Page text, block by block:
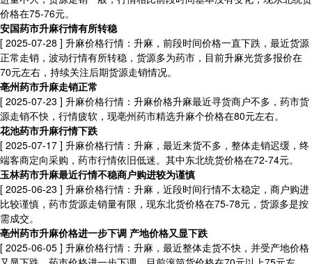
价格在75-76元。
安国药市升麻行情有所转稳
[ 2025-07-28 ] 升麻价格行情：升麻，前段时间价格一直下跌，最近货源
正常走销，波动行情有所转稳，货源多为药市，目前升麻光货多报价在
70元左右，持续关注后期货源走销情况。
亳州药市升麻走销正常
[ 2025-07-23 ] 升麻价格行情：升麻价格升麻最近寻货商户不多，药市货
源走销不快，行情疲软，现亳州药市精选升麻个价格在80元左右。
花池药市升麻行情下跌
[ 2025-07-17 ] 升麻价格行情：升麻，最近来货不多，整体走销迟缓，终
端客商定向采购，药市行情依旧低迷。其中东北统货价格在72-74元。
玉林药市升麻最近行情不稳商户购进较为谨慎
[ 2025-06-23 ] 升麻价格行情：升麻，近段时间行情不太稳定，商户购进
比较谨慎，药市货源走销量有限，现东北货价格在75-78元，货源多是按
需成交。
亳州药市升麻价格进一步下调 产地价格又显下跌
[ 2025-06-05 ] 升麻价格行情：升麻，最近整体走货不快，并受产地价格